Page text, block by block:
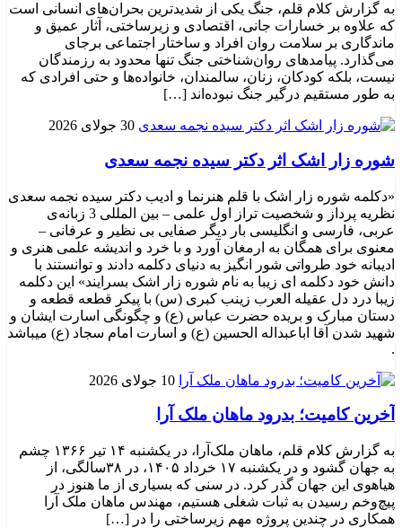
به گزارش کلام قلم، جنگ یکی از شدیدترین بحران‌های انسانی است
که علاوه بر خسارات جانی، اقتصادی و زیرساختی، آثار عمیق و
ماندگاری بر سلامت روان افراد و ساختار اجتماعی برجای
می‌گذارد. پیامدهای روان‌شناختی جنگ تنها محدود به رزمندگان
نیست، بلکه کودکان، زنان، سالمندان، خانواده‌ها و حتی افرادی که
به طور مستقیم درگیر جنگ نبوده‌اند […]
30 جولای 2026
شوره زار اشک اثر دکتر سیده نجمه سعدی
«دکلمه شوره زار اشک با قلم هنرنما و ادیب دکتر سیده نجمه سعدی
نظریه پرداز و شخصیت تراز اول علمی – بین المللی 3 زبانه‌ی
عربی، فارسی و انگلیسی بار دیگر صفایی بی نظیر و عرفانی –
معنوی برای همگان به ارمغان آورد و با خرد و اندیشه علمی هنری و
ادیبانه خود طرواتی شور انگیز به دنیای دکلمه دادند و توانستند با
دانش خود دکلمه ای زیبا به نام شوره زار اشک بسرایند» این دکلمه
زیبا درد دل عقیله العرب زینب کبری (س) با پیکر قطعه قطعه و
دستان مبارک و بریده حضرت عباس (ع) و چگونگی اسارت ایشان و
شهید شدن آقا اباعبداله الحسین (ع) و اسارت امام سجاد (ع) میباشد
.
10 جولای 2026
​آخرین کامیت؛ بدرود ماهان ملک آرا
به گزارش کلام قلم، ماهان ملک‌آرا، در یکشنبه ۱۴ تیر ۱۳۶۶ چشم
به جهان گشود و در یکشنبه ۱۷ خرداد ۱۴۰۵، در ۳۸سالگی، از
هیاهوی این جهان گذر کرد. در سنی که بسیاری از ما هنوز در
پیچ‌وخم رسیدن به ثبات شغلی هستیم، مهندس ماهان ملک آرا
همکاری در چندین پروژه مهم زیرساختی را در […]